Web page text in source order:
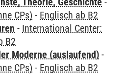
CPs) - Englisch ab B2
- International Center:
B2
Moderne (auslaufend) -
CPs) - Englisch ab B2